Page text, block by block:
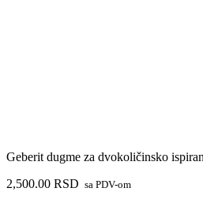
Geberit dugme za dvokoličinsko
2,500.00 RSD sa PDV-om